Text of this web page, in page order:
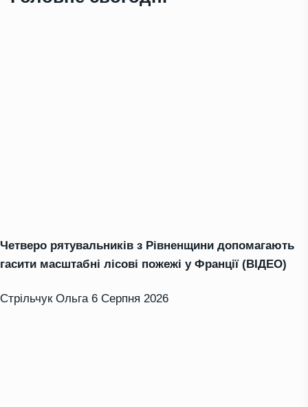
Четверо рятувальників з Рівненщини допомагають
гасити масштабні лісові пожежі у Франції (ВІДЕО)
Стрільчук Ольга 6 Серпня 2026